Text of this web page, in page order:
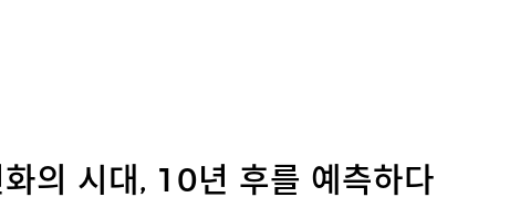
의 시대, 10년 후를 예측하다